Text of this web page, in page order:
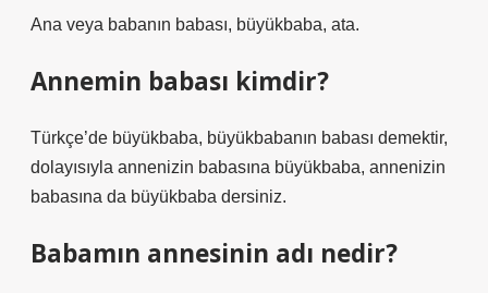
Ana veya babanın babası, büyükbaba, ata.
Annemin babası kimdir?
Türkçe’de büyükbaba, büyükbabanın babası demektir,
dolayısıyla annenizin babasına büyükbaba, annenizin
babasına da büyükbaba dersiniz.
Babamın annesinin adı nedir?